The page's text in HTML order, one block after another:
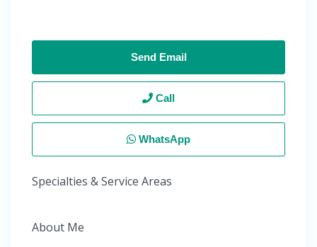
Send Email
Call
WhatsApp
Specialties & Service Areas
About Me